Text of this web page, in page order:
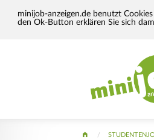
minijob-anzeigen.de benutzt
den Ok-Button erklären Sie sich